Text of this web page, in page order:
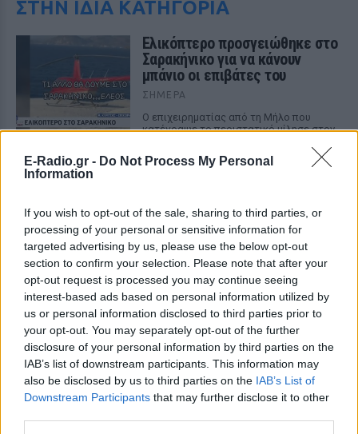
E-Radio.gr - Do Not Process My Personal
Information
If you wish to opt-out of the sale, sharing to third parties, or
processing of your personal or sensitive information for
targeted advertising by us, please use the below opt-out
section to confirm your selection. Please note that after your
opt-out request is processed you may continue seeing
interest-based ads based on personal information utilized by
us or personal information disclosed to third parties prior to
your opt-out. You may separately opt-out of the further
disclosure of your personal information by third parties on the
IAB’s list of downstream participants. This information may
also be disclosed by us to third parties on the IAB’s List of
Downstream Participants that may further disclose it to other
ΣΤΗΝ ΙΔΙΑ ΚΑΤΗΓΟΡΙΑ
Ελικόπτερο προσγειώθηκε στο
Σαρακήνικο για να κάνουν
μπάνιο οι επιβάτες του
ΣΉΜΕΡΑ
Ο επιχειρηματίας από τη Μήλο που
κατέγραψε το περιστατικό μίλησε στον
παραλία
πότε παραδίδεται
ΣΉΜΕΡΑ
Η Λεωφόρος Προφήτη Δανιήλ, που
κατασκευάζεται στο πλαίσιο της Διπλής
Ανάπλασης, αποτελεί μέρος ενός νέου
οδικού δικτύου 8 χιλιομέτρων και
συνδέεται άμεσα με το νέο γήπεδο του
Παναθηναϊκού.
Ισραηλινό ΥΠΕΞ προς τουρίστες
στην Ελλάδα: «Κρύψτε ότι
είστε Ισραηλινοί» λόγω
διαδηλώσεων